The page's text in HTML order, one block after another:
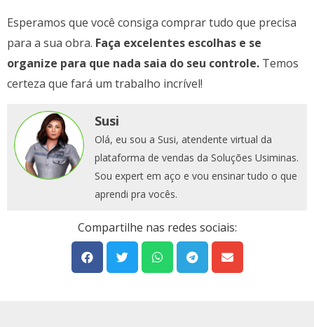
Esperamos que você consiga comprar tudo que precisa
para a sua obra. Faça excelentes escolhas e se
organize para que nada saia do seu controle. Temos
certeza que fará um trabalho incrível!
Susi
Olá, eu sou a Susi, atendente virtual da
plataforma de vendas da Soluções Usiminas.
Sou expert em aço e vou ensinar tudo o que
aprendi pra vocês.
Compartilhe nas redes sociais: